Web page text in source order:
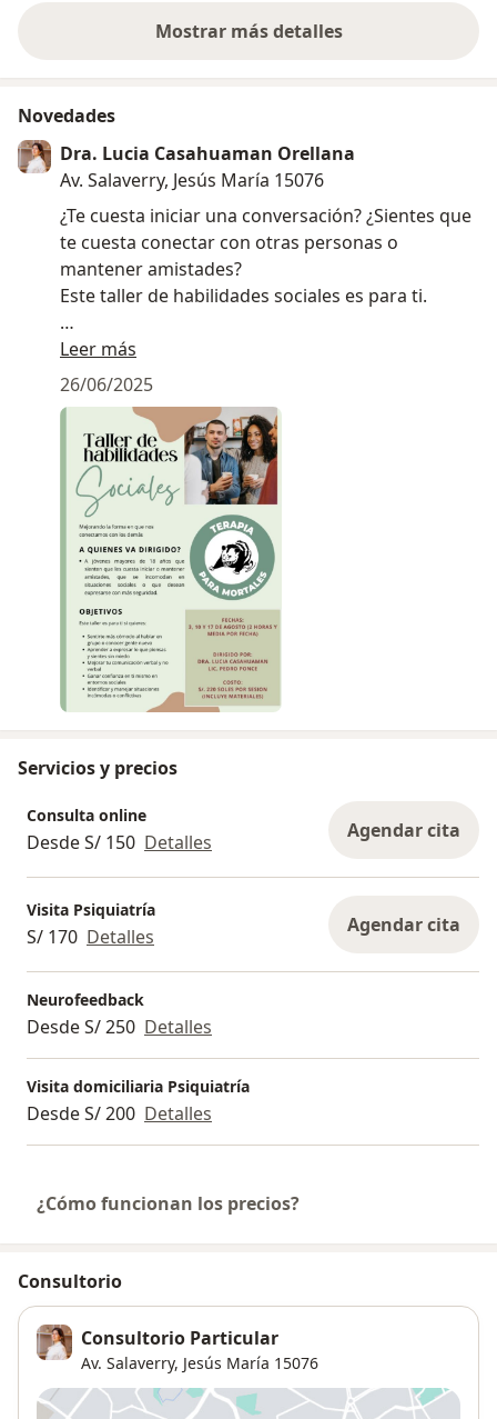
Mostrar más detalles
sobre la experiencia
Novedades
Dra. Lucia Casahuaman Orellana
Av. Salaverry, Jesús María 15076
¿Te cuesta iniciar una conversación? ¿Sientes que
te cuesta conectar con otras personas o
mantener amistades?
Este taller de habilidades sociales es para ti.
Vamos a trabajar en grupo, de forma dinámica y
cercana, las herramientas necesarias para
mejorar tu comunicación, tu seguridad al hablar y
tu forma de relacionarte con los demás, tanto en
lo personal como en lo laboral.
Es completamente válido buscar ser fieles a
quienes somos, sin renunciar al deseo de
pertenecer y conectar con un grupo
¿Para quién es?
Para jóvenes y adultos a partir de los 18 años que
quieran desarrollar o fortalecer sus habilidades
sociales, mejorar sus relaciones y alcanzar sus
metas personales, sociales o laborales.
3 sesiones de 2 horas y media cada una.
Fechas y horarios:
• Domingos 3, 10 y 17 de agosto de 3:30 p.m. a
5:30 p.m.
Incluye:
• Materiales para todas las actividades
• Acompañamiento de un psicólogo y una
psiquiatra
(Puedes tomar las sesiones de forma individual o
como paquete completo)
Leer más
26/06/2025
Servicios y precios
Consulta online
Desde S/ 150 Detalles Agendar cita
Visita Psiquiatría
S/ 170 Detalles Agendar cita
Neurofeedback
Desde S/ 250 Detalles
Visita domiciliaria Psiquiatría
Desde S/ 200 Detalles
¿Cómo funcionan los precios?
Consultorio
Consultorio Particular
Av. Salaverry, Jesús María 15076